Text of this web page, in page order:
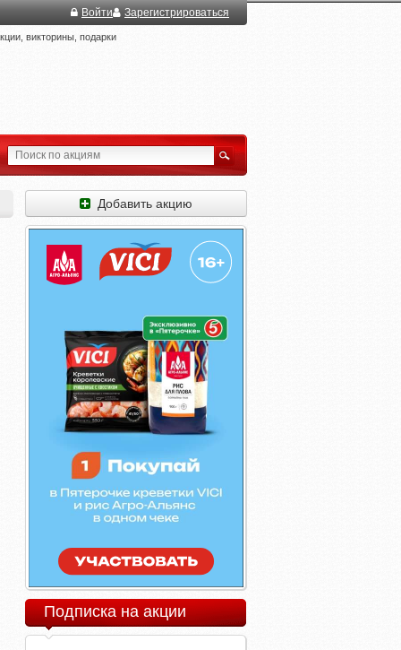
Войти Зарегистрироваться
викторины, подарки
Добавить акцию
Подписка на акции